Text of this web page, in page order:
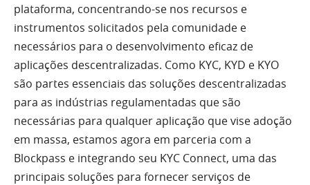
plataforma, concentrando-se nos recursos e
instrumentos solicitados pela comunidade e
necessários para o desenvolvimento eficaz de
aplicações descentralizadas. Como KYC, KYD e KYO
são partes essenciais das soluções descentralizadas
para as indústrias regulamentadas que são
necessárias para qualquer aplicação que vise adoção
em massa, estamos agora em parceria com a
Blockpass e integrando seu KYC Connect, uma das
principais soluções para fornecer serviços de